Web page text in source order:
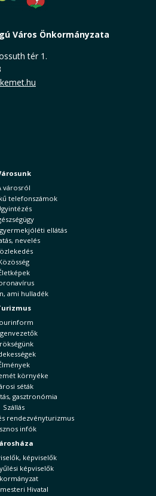
Város Önkormányzata
tér 1.
városról
telefonszámok
ellátás
nevelés
ami hulladék
környéke
séták
gasztronómia
Szállás
rendezvényturizmus
infók
képviselők
képviselők
Hivatal